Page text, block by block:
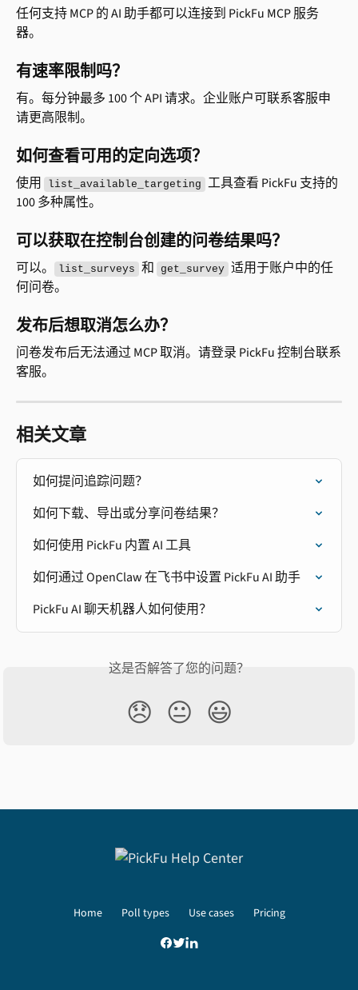
任何支持 MCP 的 AI 助手都可以连接到 PickFu MCP 服务
器。
有速率限制吗？
有。每分钟最多 100 个 API 请求。企业账户可联系客服申
请更高限制。
如何查看可用的定向选项？
使用 list_available_targeting 工具查看 PickFu 支持的
100 多种属性。
可以获取在控制台创建的问卷结果吗？
可以。 list_surveys 和 get_survey 适用于账户中的任
何问卷。
发布后想取消怎么办？
问卷发布后无法通过 MCP 取消。请登录 PickFu 控制台联系
客服。
相关文章
如何提问追踪问题？
如何下载、导出或分享问卷结果？
如何使用 PickFu 内置 AI 工具
如何通过 OpenClaw 在飞书中设置 PickFu AI 助手
PickFu AI 聊天机器人如何使用？
这是否解答了您的问题？
😞 😐 😃
Home Poll types Use cases Pricing